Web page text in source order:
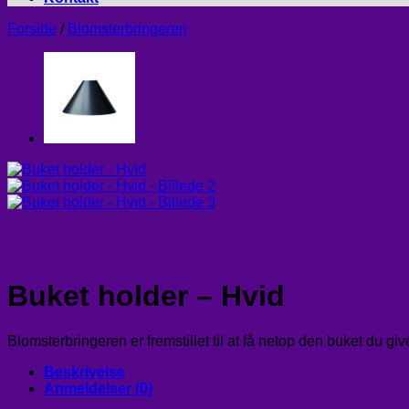
Forside / Blomsterbringeren
Buket holder – Hvid
Blomsterbringeren er fremstillet til at få netop den buket du
Beskrivelse
Anmeldelser (0)